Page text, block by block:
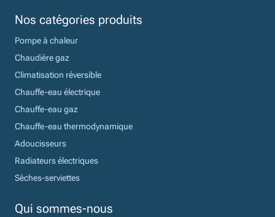
Nos catégories produits
Pompe à chaleur
Chaudière gaz
Climatisation réversible
Chauffe-eau électrique
Chauffe-eau gaz
Chauffe-eau thermodynamique
Adoucisseurs
Radiateurs électriques
Sèches-serviettes
Qui sommes-nous